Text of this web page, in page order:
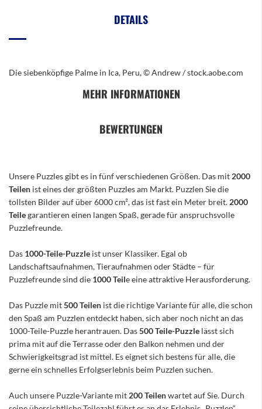
DETAILS
Die siebenköpfige Palme in Ica, Peru, © Andrew / stock.aobe.com
MEHR INFORMATIONEN
BEWERTUNGEN
Unsere Puzzles gibt es in fünf verschiedenen Größen. Das mit 2000
Teilen ist eines der größten Puzzles am Markt. Puzzlen Sie die
tollsten Bilder auf über 6000 cm², das ist fast ein Meter breit. 2000
Teilegarantieren einen langen Spaß, gerade für anspruchsvolle
Puzzlefreunde.
Das 1000-Teile-Puzzle ist unser Klassiker. Egal ob
Landschaftsaufnahmen, Tieraufnahmen oder Städte – für
Puzzlefreunde sind die 1000 Teile eine attraktive Herausforderung.
Das Puzzle mit500 Teilen ist die richtige Variante für alle, die schon
den Spaß am Puzzlen entdeckt haben, sich aber noch nicht an das
1000-Teile-Puzzle herantrauen. Das500 Teile-Puzzle lässt sich
prima mit auf die Terrasse oder den Balkon nehmen und der
Schwierigkeitsgrad ist mittel. Es eignet sich bestens für alle, die
gerne ein schnelles Erfolgserlebnis beim Puzzlen suchen.
Auch unsere Puzzle-Variante mit 200 Teilenwartet auf Sie. Durch